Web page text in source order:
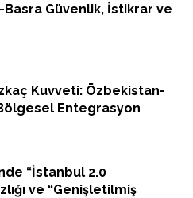
Güvenlik, İstikrar ve
Kuvveti: Özbekistan-
Entegrasyon
“İstanbul 2.0
ve “Genişletilmiş